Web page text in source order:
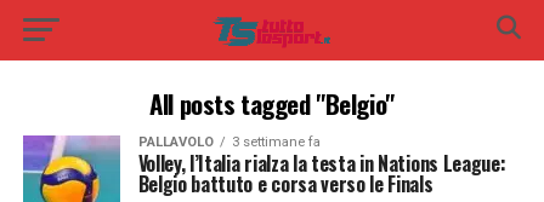
All posts tagged "Belgio"
PALLAVOLO 3 settimane fa
Volley, l’Italia rialza la testa in Nations League:
Belgio battuto e corsa verso le Finals